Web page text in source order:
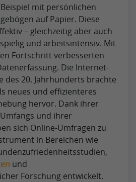
mit persönlichen
auf Papier. Diese
– gleichzeitig aber auch
und arbeitsintensiv. Mit
Fortschritt verbesserten
Die Internet-
des 20. Jahrhunderts brachte
neues und effizienteres
hervor. Dank ihrer
und ihrer
sich Online-Umfragen zu
in Bereichen wie
und
Forschung entwickelt.